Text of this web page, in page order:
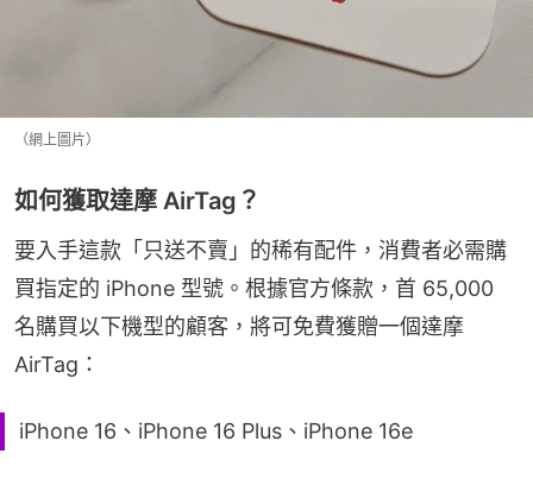
（網上圖片）
如何獲取達摩 AirTag？
要入手這款「只送不賣」的稀有配件，消費者必需購
買指定的 iPhone 型號。根據官方條款，首 65,000
名購買以下機型的顧客，將可免費獲贈一個達摩
AirTag：
iPhone 16、iPhone 16 Plus、iPhone 16e